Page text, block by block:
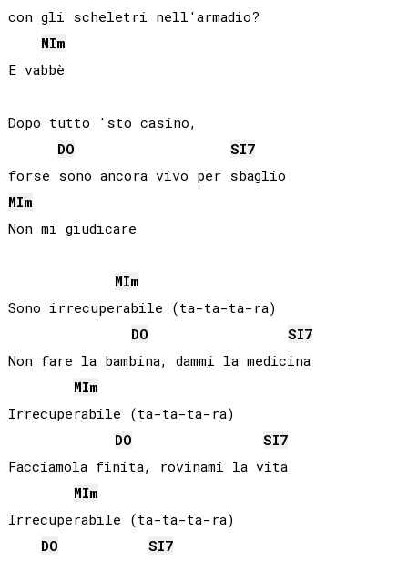
con gli scheletri nell'armadio?
MIm
E vabbè
Dopo tutto 'sto casino,
DO
SI7
MIm
Non mi giudicare
MIm
Sono irrecuperabile (ta-ta-ta-ra)
DO
SI7
Non fare la bambina, dammi la medicina
MIm
Irrecuperabile (ta-ta-ta-ra)
DO
SI7
Facciamola finita, rovinami la vita
MIm
Irrecuperabile (ta-ta-ta-ra)
DO
SI7